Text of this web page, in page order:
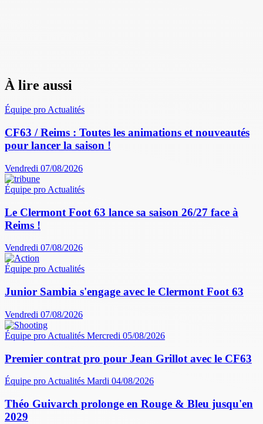
À lire aussi
Équipe proActualités
CF63 / Reims : Toutes les animations et nouveautés
pour lancer la saison !
Vendredi 07/08/2026
Équipe pro Actualités
Le Clermont Foot 63 lance sa saison 26/27 face à
Reims !
Vendredi 07/08/2026
Équipe pro Actualités
Junior Sambia s'engage avec le Clermont Foot 63
Vendredi 07/08/2026
Équipe pro Actualités Mercredi 05/08/2026
Premier contrat pro pour Jean Grillot avec le CF63
Équipe pro Actualités Mardi 04/08/2026
Théo Guivarch prolonge en Rouge & Bleu jusqu'en
2029